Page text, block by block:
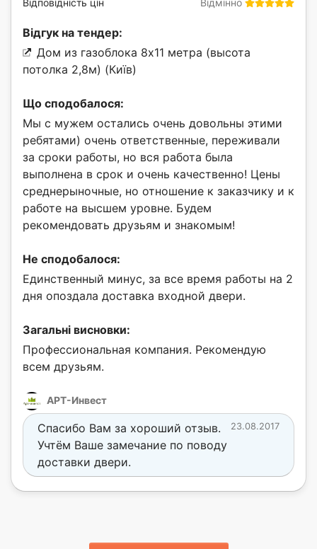
Відмінно
Відповідність цін
Відгук на тендер:
Дом из газоблока 8х11 метра (высота
потолка 2,8м) (Київ)
Що сподобалося:
Мы с мужем остались очень довольны этими
ребятами) очень ответственные, переживали
за сроки работы, но вся работа была
выполнена в срок и очень качественно! Цены
среднерыночные, но отношение к заказчику и к
работе на высшем уровне. Будем
рекомендовать друзьям и знакомым!
Не сподобалося:
Единственный минус, за все время работы на 2
дня опоздала доставка входной двери.
Загальні висновки:
Профессиональная компания. Рекомендую
всем друзьям.
АРТ-Инвест
23.08.2017
Спасибо Вам за хороший отзыв.
Учтём Ваше замечание по поводу
доставки двери.